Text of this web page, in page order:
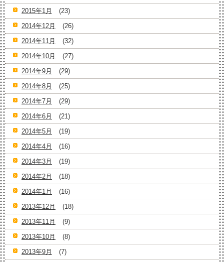
2015年1月
(23)
2014年12月
(26)
2014年11月
(32)
2014年10月
(27)
2014年9月
(29)
2014年8月
(25)
2014年7月
(29)
2014年6月
(21)
2014年5月
(19)
2014年4月
(16)
2014年3月
(19)
2014年2月
(18)
2014年1月
(16)
2013年12月
(18)
2013年11月
(9)
2013年10月
(8)
2013年9月
(7)